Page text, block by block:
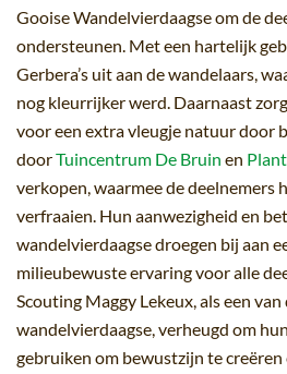
Gooise Wandelvierdaagse om de
ondersteunen. Met een hartelijk
Gerbera’s uit aan de wandelaars,
nog kleurrijker werd. Daarnaast
voor een extra vleugje natuur door
doorTuincentrum De Bruin en
verkopen, waarmee de deelnemers
verfraaien. Hun aanwezigheid en
wandelvierdaagse droegen bij aan
milieubewuste ervaring voor alle
Scouting Maggy Lekeux, als een
wandelvierdaagse, verheugd om
gebruiken om bewustzijn te